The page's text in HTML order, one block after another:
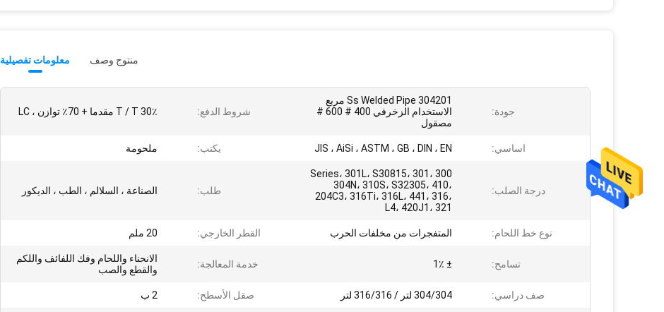
معلومات تفصيلية منتوج وصف
جودة:
Ss Welded Pipe 304201 مربع
الاستخدام الزخرفي 400 # 600 #
مصقول
شروط الدفع: 30٪ T / T مقدما + 70٪ توازن ، LC
اساسي: JIS ، AiSi ، ASTM ، GB ، DIN ، EN يكتب: ملحومة
درجة الصلب:
300 Series، 301L، S30815، 301،
304N، 310S، S32305، 410،
204C3، 316Ti، 316L، 441، 316،
L4، 420J1، 321
طلب: الصناعة ، السلالم ، الطب ، الديكور
نوع خط اللحام: المتفجرات من مخلفات الحرب القطر الخارجي: 20 ملم
تسامح: ± 1٪ خدمة المعالجة:
الانحناء واللحام وفك اللفائف واللكم
والقطع والصب
صف دراسي: 304/304 لتر / 316/316 لتر صقل الأسطح: 2 ب